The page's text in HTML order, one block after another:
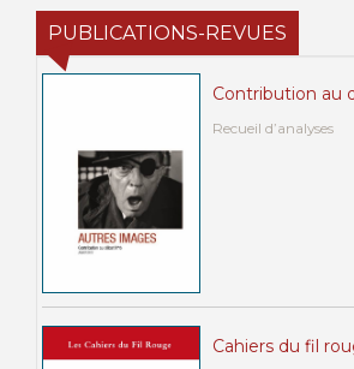
PUBLICATIONS-REVUES
Contribution au
Recueil d’analyses
Cahiers du fil